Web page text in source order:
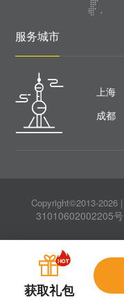
服务城市
上海
成都
Copyright©2013-2026 |
31010602002205号
获取礼包